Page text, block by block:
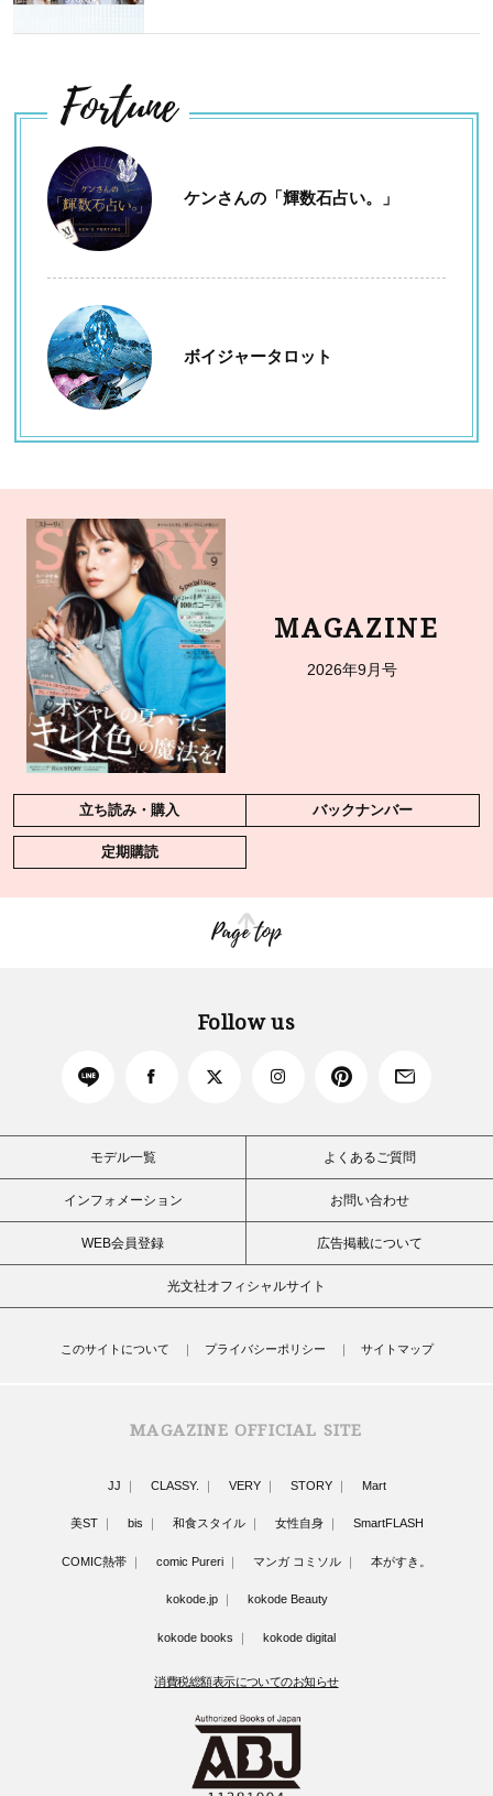
Fortune
ケンさんの「輝数石占い。」
ボイジャータロット
MAGAZINE
2026年9月号
立ち読み・購入 バックナンバー
定期購読
Page top
Follow us
モデル一覧 よくあるご質問
インフォメーション お問い合わせ
WEB会員登録 広告掲載について
光文社オフィシャルサイト
このサイトについて プライバシーポリシー サイトマップ
MAGAZINE OFFICIAL SITE
JJ CLASSY. VERY STORY Mart
美ST bis 和食スタイル 女性自身 SmartFLASH
COMIC熱帯 comic Pureri マンガ コミソル 本がすき。
kokode.jp kokode Beauty
kokode books kokode digital
消費税総額表示についてのお知らせ